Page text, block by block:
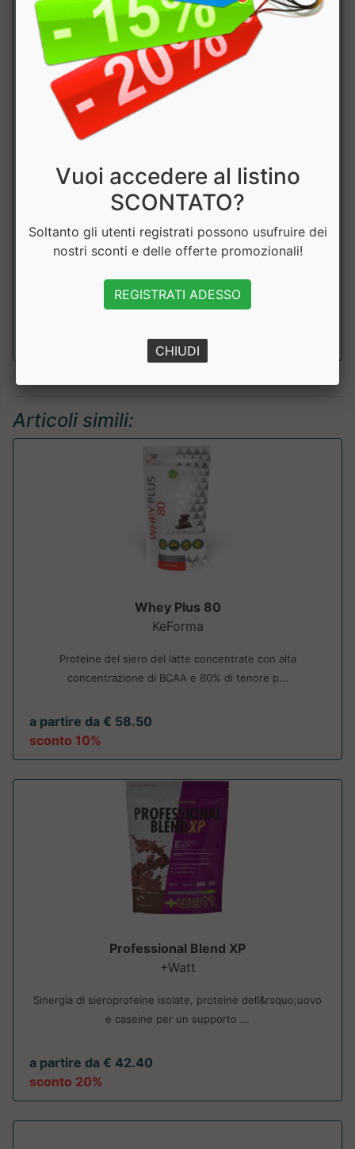
121kcal
Grassi 1.9g
di cui saturi
Carboidrati
di cui
zuccheri
1.2g
Fibre 0.58g
0.08g
Articoli simili:
Whey Plus 80
KeForma
Proteine del siero del latte concentrate con alta
concentrazione di BCAA e 80% di tenore p...
a partire da € 58.50
sconto 10%
Professional Blend XP
+Watt
Sinergia di sieroproteine isolate, proteine dell&rsquo;uovo
e caseine per un supporto ...
a partire da € 42.40
sconto 20%
Vuoi accedere al listino
SCONTATO?
Soltanto gli utenti registrati possono usufruire dei
nostri sconti e delle offerte promozionali!
REGISTRATI ADESSO
CHIUDI